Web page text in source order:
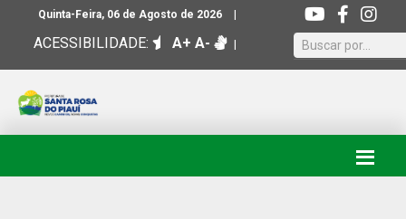
Quinta-Feira, 06 de Agosto de 2026 |
ACESSIBILIDADE: A+ A- |